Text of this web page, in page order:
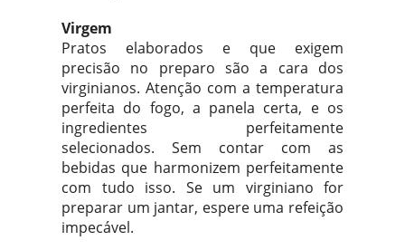
Virgem
Pratos elaborados e que exigem
precisão no preparo são a cara dos
virginianos. Atenção com a temperatura
perfeita do fogo, a panela certa, e os
ingredientes perfeitamente
selecionados. Sem contar com as
bebidas que harmonizem perfeitamente
com tudo isso. Se um virginiano for
preparar um jantar, espere uma refeição
impecável.